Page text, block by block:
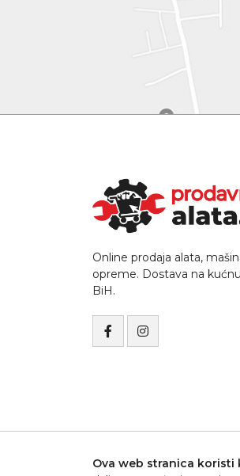
Online prodaja alata,
opreme. Dostava na
BiH.
Ova web stranica koristi